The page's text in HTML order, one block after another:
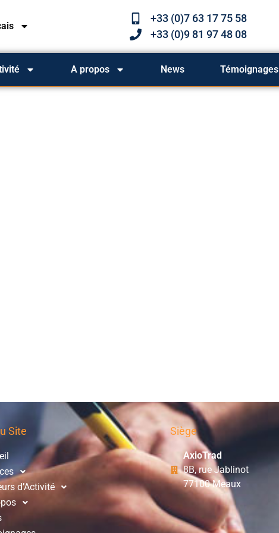
+33 (0)7 63 17 75 58
+33 (0)9 81 97 48 08
A propos News Témoignages
Site
d’Activité
Siège
AxioTrad
8B, rue Jablinot
77100 Meaux